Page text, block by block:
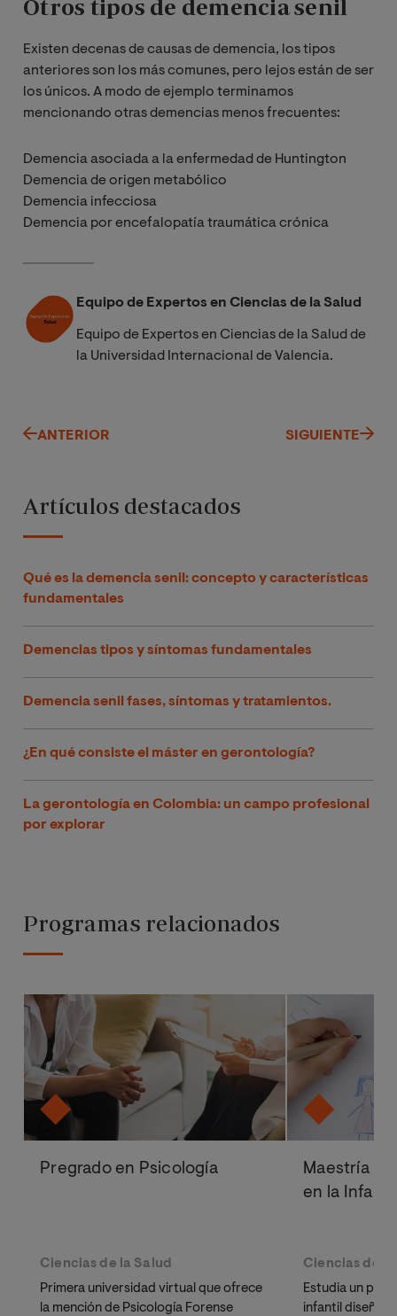
Otros tipos de demencia senil
Existen decenas de causas de demencia, los tipos
anteriores son los más comunes, pero lejos están de ser
los únicos. A modo de ejemplo terminamos
mencionando otras demencias menos frecuentes:
Demencia asociada a la enfermedad de Huntington
Demencia de origen metabólico
Demencia infecciosa
Demencia por encefalopatía traumática crónica
Equipo de Expertos en Ciencias de la Salud
Equipo de Expertos en Ciencias de la Salud de
la Universidad Internacional de Valencia.
ANTERIOR SIGUIENTE
Artículos destacados
Qué es la demencia senil: concepto y características
fundamentales
Demencias tipos y síntomas fundamentales
Demencia senil fases, síntomas y tratamientos.
¿En qué consiste el máster en gerontología?
La gerontología en Colombia: un campo profesional
por explorar
Programas relacionados
Pregrado en Psicología
Ciencias de la Salud
Primera universidad virtual que ofrece
la mención de Psicología Forense
Maestría
en la
Ciencias de
Estudia un
infantil